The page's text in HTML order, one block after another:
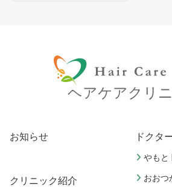
ヘアケアクリ
お知らせ
クリニック紹介
ドクタ
やもと
おおつ